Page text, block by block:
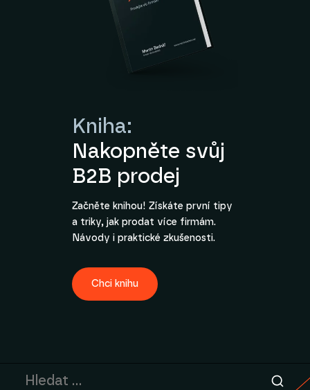
Kniha:
Nakopněte svůj
B2B prodej
Začněte knihou! Získáte první tipy
a triky, jak prodat více firmám.
Návody i praktické zkušenosti.
Chci knihu